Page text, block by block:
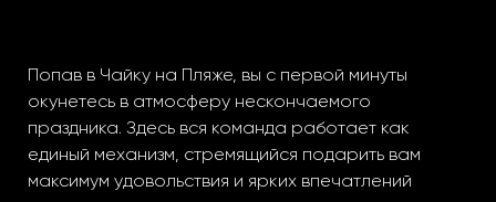
Попав в Чайку на Пляже, вы с первой минуты
окунетесь в атмосферу нескончаемого
праздника. Здесь вся команда работает как
единый механизм, стремящийся подарить вам
максимум удовольствия и ярких впечатлений